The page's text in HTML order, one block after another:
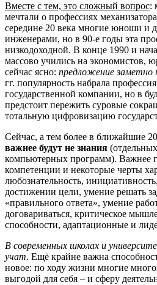
Вместе с тем, это сложный вопрос:
мечтали о профессиях
середине 20 века многие юноши и
инженерами, но в 90-е годы эта
низкодоходной. В конце 1990 и
массово учились на экономистов,
сейчас ясно: предложение заметно
гг. популярность набрала
государственной компании, но в
предстоит пережить суровые
тотальную цифровизацию
Сейчас, а тем более в ближайшие
важнее будут не знания
компьютерных программ). Важнее
компетенции и некоторые черты
любознательность,
достижении цели, умение решать
«правильного ответа», умение
договариваться, критическое
способности, адаптационные и
В современных школах и
учат. Ещё крайне важна
новое: по ходу жизни многие
выгодой для себя – и сферу